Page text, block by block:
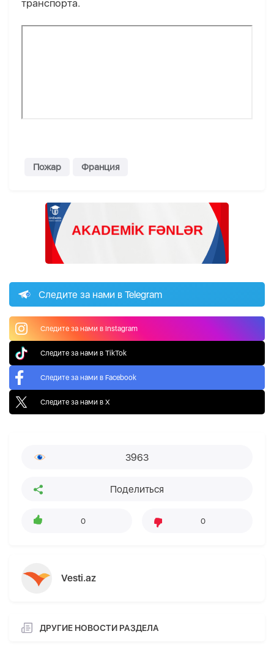
транспорта.
Пожар Франция
Следите за нами в Telegram
Следите за нами в Instagram
Следите за нами в TikTok
Следите за нами в Facebook
Следите за нами в X
3963
Поделиться
0 0
Vesti.az
ДРУГИЕ НОВОСТИ РАЗДЕЛА